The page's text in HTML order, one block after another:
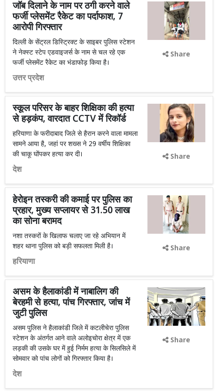
जॉब दिलाने के नाम पर ठगी करने वाले
फर्जी प्लेसमेंट रैकेट का पर्दाफाश, 7
आरोपी गिरफ्तार
दिल्ली के सेंट्रल डिस्ट्रिक्ट के साइबर पुलिस स्टेशन
ने नेक्स्ट स्टेप एडवाइजर्स के नाम से चल रहे एक
फर्जी प्लेसमेंट रैकेट का भंडाफोड़ किया है।
उत्तर प्रदेश
Share
स्कूल परिसर के बाहर शिक्षिका की हत्या
से हड़कंप, वारदात CCTV में रिकॉर्ड
हरियाणा के फरीदाबाद जिले से हैरान करने वाला मामला
सामने आया है, जहां पर शख्स ने 29 वर्षीय शिक्षिका
की चाकू घोंपकर हत्या कर दी।
देश
Share
हेरोइन तस्करी की कमाई पर पुलिस का
प्रहार, मुख्य सप्लायर से 31.50 लाख
का सोना बरामद
नशा तस्करों के खिलाफ चलाए जा रहे अभियान में
शहर थाना पुलिस को बड़ी सफलता मिली है।
हरियाणा
Share
असम के हैलाकांडी में नाबालिग की
बेरहमी से हत्या, पांच गिरफ्तार, जांच में
जुटी पुलिस
असम पुलिस ने हैलाकांडी जिले में कटलीचेरा पुलिस
स्टेशन के अंतर्गत आने वाले अलोइ‌चोरा क्षेत्र में एक
लड़‌की की उसके घर में हुई निर्मम हत्या के सिलसिले में
सोमवार को पांच लोगों को गिरफ्तार किया है।
देश
Share